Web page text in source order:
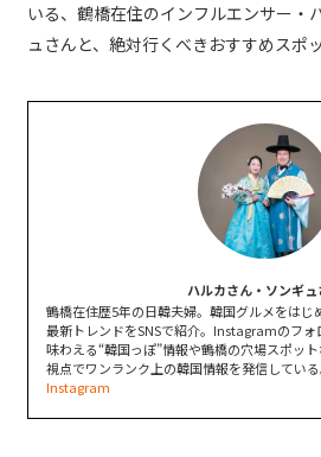
いる、鶴橋在住のインフルエンサー・
ュさんと、絶対行くべきおすすめスポ
ハルカさん・ソンギュ
鶴橋在住歴5年の日韓夫婦。韓国グルメをはじ
最新トレンドをSNSで紹介。Instagramのフ
味わえる“韓国っぽ”情報や鶴橋の穴場スポッ
視点でワンランク上の韓国情報を発信している
Instagram